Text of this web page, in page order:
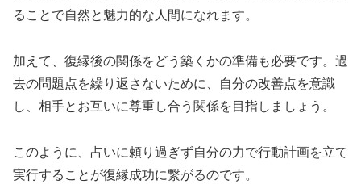
ることで自然と魅力的な人間になれます。
加えて、復縁後の関係をどう築くかの準備も必要です。過
去の問題点を繰り返さないために、自分の改善点を意識
し、相手とお互いに尊重し合う関係を目指しましょう。
このように、占いに頼り過ぎず自分の力で行動計画を立て
実行することが復縁成功に繋がるのです。